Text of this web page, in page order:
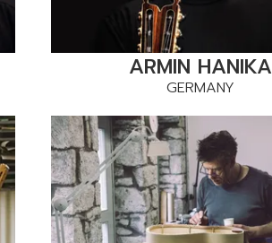
ARMIN HANIKA
GERMANY